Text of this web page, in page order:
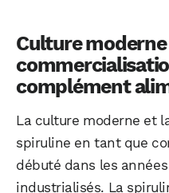
Culture
complément
La culture moderne et
spiruline en tant que
débuté dans les
industrialisés. La